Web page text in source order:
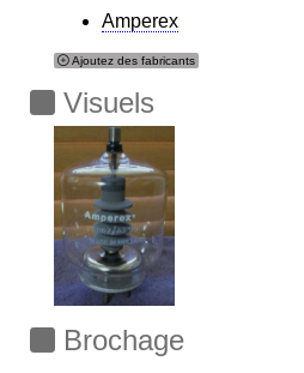
Amperex
Ajoutez des fabricants
Visuels
Brochage